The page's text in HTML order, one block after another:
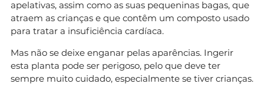
apelativas, assim como as suas pequeninas bagas, que
atraem as crianças e que contêm um composto usado
para tratar a insuficiência cardíaca.
Mas não se deixe enganar pelas aparências. Ingerir
esta planta pode ser perigoso, pelo que deve ter
sempre muito cuidado, especialmente se tiver crianças.